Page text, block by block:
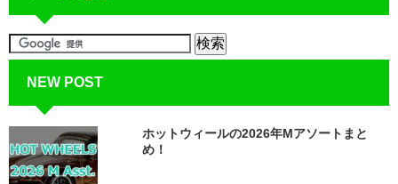
NEW POST
ホットウィールの2026年Mアソートまと
め！